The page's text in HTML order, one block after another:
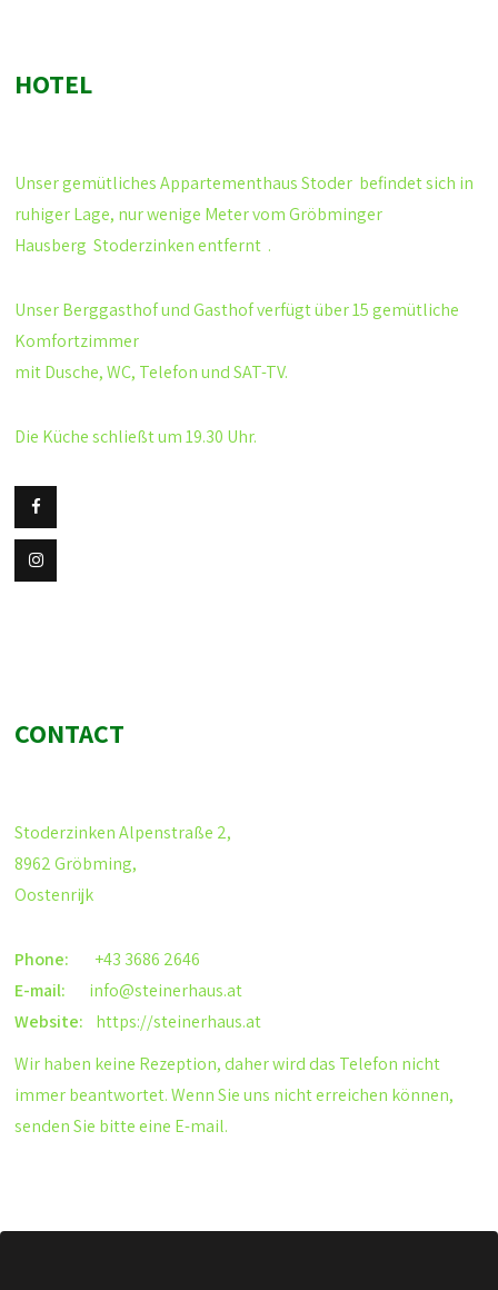
HOTEL
Unser gemütlichesAppartementhaus Stoder befindet sich in
ruhiger Lage, nur wenige Meter vom Gröbminger
HausbergStoderzinkenentfernt .
Unser Berggasthof und Gasthof verfügt über 15 gemütliche
Komfortzimmer
mit Dusche, WC, Telefon und SAT-TV.
Die Küche schließt um 19.30 Uhr.
CONTACT
Stoderzinken Alpenstraße 2,
8962 Gröbming,
Oostenrijk
Phone:
+43 3686 2646
E-mail:
info@steinerhaus.at
Website:
https://steinerhaus.at
Wir haben keine Rezeption, daher wird das Telefon nicht
immer beantwortet. Wenn Sie uns nicht erreichen können,
senden Sie bitte eine E-mail.